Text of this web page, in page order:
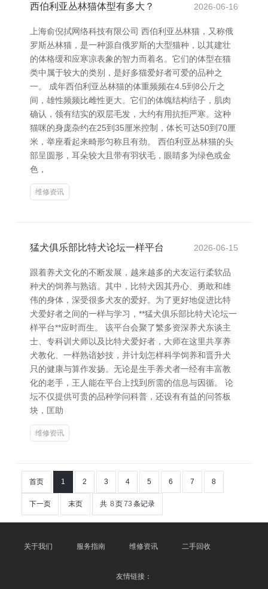
西伯利亚丛林猫体型有多大？ 2026-06-16
上海俞倪拭网络科技有限公司 西伯利亚丛林猫，又称俄
罗斯丛林猫，是一种源自俄罗斯的大型猫种，以其建壮
的体格缓和应寒凉表象的智力而着名。它们的体型在猫
类中属于较大的类别，是好多猫爱好者可爱的品种之
一。 成年西伯利亚丛林猫的体重频频在4.5到8公斤之
间，雄性频频比雌性更大。它们的体魄结构结子，肌肉
确认，领有结实的双层毛发，大约有用抗拒严寒。这种
猫咪的身庞杂约在25到35厘米控制，体长可达50到70厘
米，举座看起来畸形匀称且有劲。 西伯利亚丛林猫的头
部呈圆形，耳朵较大且带有羽状毛，眼睛多为绿色或金
色，
维修资讯
猛犬俱乐部比特犬论坛一样平台 2026-06-15
跟着养犬文化的不断发展，越来越多的犬友运行柔软品
种犬的饲养与熟谙。其中，比特犬因其丹心、勇敢和雄
伟的身体，深受很多犬友的爱好。为了更好地促进比特
犬爱好者之间的一样与学习，**猛犬俱乐部比特犬论坛一
样平台**应时而生。 该平台会聚了繁多资深养犬东谈主
士、专科训犬师以及比特犬爱好者，大师在这里共享养
犬教化、一样熟谙妙技，并计划怎样科学饲养和晋升犬
只的健康与算作发扬。无论是生手养犬者一经有丰富教
化的老手，王人能在平台上找到所需的信息与因循。 论
坛不仅提供可贵的品种学问科普，还设有有益的问答板
块，匡助
维修资讯
首页 1 2 3 4 5 6 7 8
下一页 末页 共 8 页73 条记录
关于我们 服务指南 维修资讯 二手回收
友情链接：